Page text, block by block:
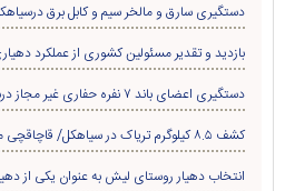
دستگیری سارق و مالخر سیم و کابل برق
بازدید و تقدیر مسئولین کشوری از عملکرد
دستگیری اعضای باند ۷ نفره حفاری غير مجاز درسیاهکل
کشف ۸.۵ کیلوگرم تریاک در سیاهکل/ قاچاقچی مواد مخدر دستگیر شد
انتخاب دهیار روستای لیش به عنوان یکی از